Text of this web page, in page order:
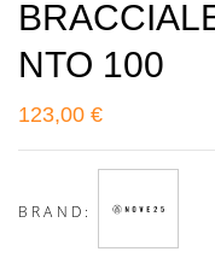
NTO 100
123,00 €
BRAND: